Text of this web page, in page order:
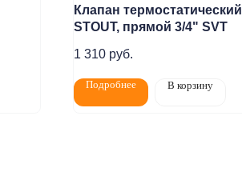
Клапан термостатический
STOUT, прямой 3/4" SVТ
1 310 руб.
Подробнее В корзину
Покупателям
Монтаж